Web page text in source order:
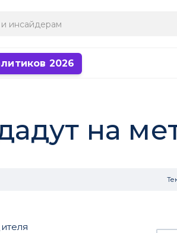
2026
на